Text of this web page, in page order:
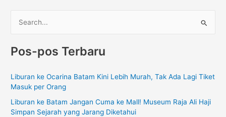
r
u
t
Pos-pos Terbaru
Liburan ke Ocarina Batam Kini Lebih Murah, Tak Ada Lagi Tiket
Masuk per Orang
Liburan ke Batam Jangan Cuma ke Mall! Museum Raja Ali Haji
Simpan Sejarah yang Jarang Diketahui